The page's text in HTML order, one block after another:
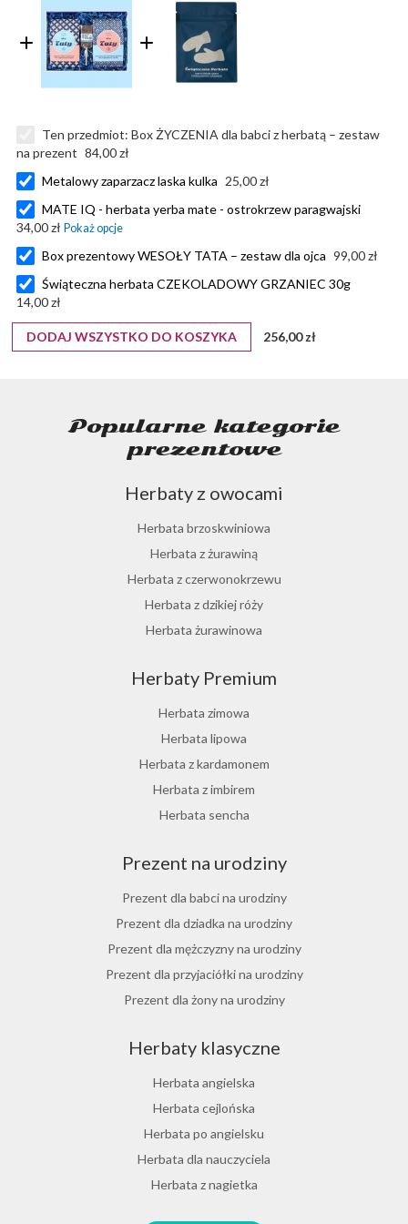
Ten przedmiot:Box ŻYCZENIA dla babci z herbatą – zestaw
na prezent 84,00 zł
Metalowy zaparzacz laska kulka 25,00 zł
MATE IQ - herbata yerba mate - ostrokrzew paragwajski
34,00 zł
Box prezentowy WESOŁY TATA – zestaw dla ojca 99,00 zł
Świąteczna herbata CZEKOLADOWY GRZANIEC 30g
14,00 zł
DODAJ WSZYSTKO DO KOSZYKA 256,00 zł
Popularne kategorie
prezentowe
Herbaty z owocami
Herbata brzoskwiniowa
Herbata z żurawiną
Herbata z czerwonokrzewu
Herbata z dzikiej róży
Herbata żurawinowa
Ostrokrzew paragwajski
Hibiskus herbata
Herbata różana
Herbata z lukrecji
Herbata z rokitnika
Herbata jesienna
Herbaty Premium
Herbata zimowa
Herbata lipowa
Herbata z kardamonem
Herbata z imbirem
Herbata sencha
Herbata jaśminowa
Herbata jasminowa
Herbata rumiankowa
Koper włoski herbata
Herbata z goździkami
Herbata z cynamonem
Prezent na urodziny
Prezent dla babci na urodziny
Prezent dla dziadka na urodziny
Prezent dla mężczyzny na urodziny
Prezent dla przyjaciółki na urodziny
Prezent dla żony na urodziny
Prezent dla dziewczyny na urodziny
Prezent dla koleżanki na urodziny
Prezent dla mamy na urodziny
Prezent dla taty na urodziny
Prezent dla męża na urodziny
Prezent dla przyjaciela na urodziny
Herbaty klasyczne
Herbata angielska
Herbata cejlońska
Herbata po angielsku
Herbata dla nauczyciela
Herbata z nagietka